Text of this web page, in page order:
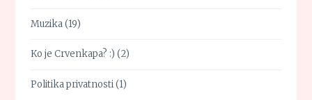
Muzika(19)
Ko je Crvenkapa? :) (2)
Politika privatnosti(1)